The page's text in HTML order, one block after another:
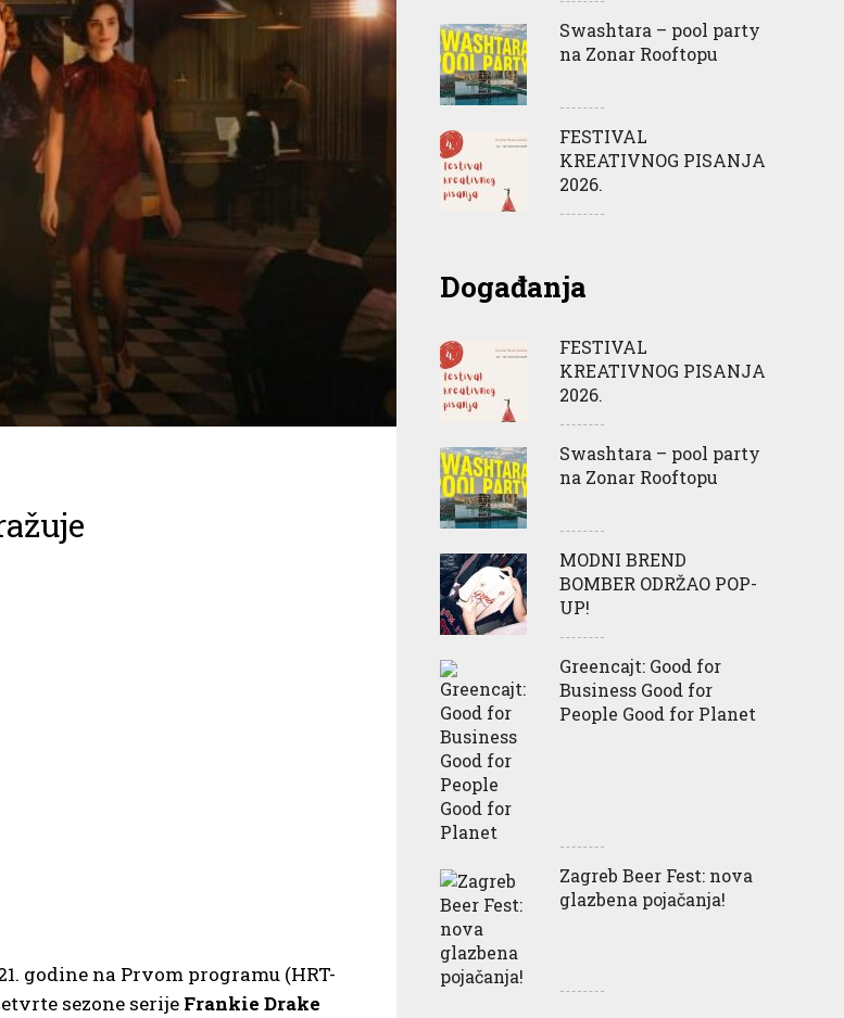
godine na Prvom programu (HRT-
sezone serije Frankie Drake
Swashtara – pool party
na Zonar Rooftopu
FESTIVAL
KREATIVNOG PISANJA
2026.
Događanja
FESTIVAL
KREATIVNOG PISANJA
2026.
Swashtara – pool party
na Zonar Rooftopu
MODNI BREND
BOMBER ODRŽAO POP-
UP!
Greencajt: Good for
Business Good for
People Good for Planet
Zagreb Beer Fest: nova
glazbena pojačanja!